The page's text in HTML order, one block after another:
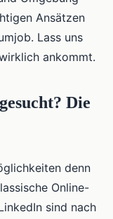
Ansätzen
Lass uns
ankommt.
Die
denn
Online-
sind nach